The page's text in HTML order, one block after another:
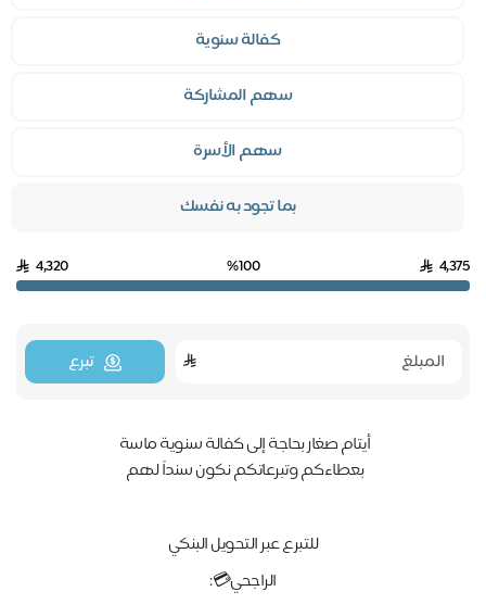
كفالة سنوية
سهم المشاركة
سهم الأسرة
بما تجود به نفسك
4,375
%100
4,320
تبرع
أيتام صغار بحاجة إلى كفالة سنوية ماسة
بعطاءكم وتبرعاتكم نكون سنداً لهم
للتبرع عبر التحويل البنكي
الراجحي💳: